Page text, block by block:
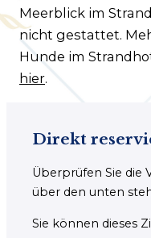
Meerblick im
nicht gestattet.
Hunde im
hier.
Direkt
Überprüfen Sie die
über den unten
Sie können dieses